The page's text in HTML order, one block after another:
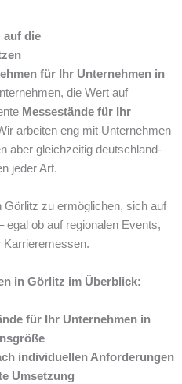
auf die
für Ihr Unternehmen in
die Wert auf
Messestände für Ihr
arbeiten eng mit Unternehmen
aber gleichzeitig deutschland-
jeder Art.
zu ermöglichen, sich auf
egal ob auf regionalen Events,
Karrieremessen.
in Görlitz im Überblick:
für Ihr Unternehmen in
individuellen Anforderungen
Umsetzung